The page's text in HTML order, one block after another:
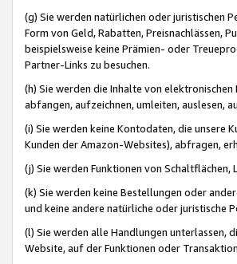
(g) Sie werden natürlichen oder juristischen
Form von Geld, Rabatten, Preisnachlässen,
beispielsweise keine Prämien- oder
Partner-Links zu besuchen.
(h) Sie werden die Inhalte von
abfangen, aufzeichnen, umleiten, auslesen,
(i) Sie werden keine Kontodaten, die unsere
Kunden der Amazon-Websites), abfragen,
(j) Sie werden Funktionen von
(k) Sie werden keine Bestellungen oder
und keine andere natürliche oder juristische
(l) Sie werden alle Handlungen unterlassen,
Website, auf der Funktionen oder